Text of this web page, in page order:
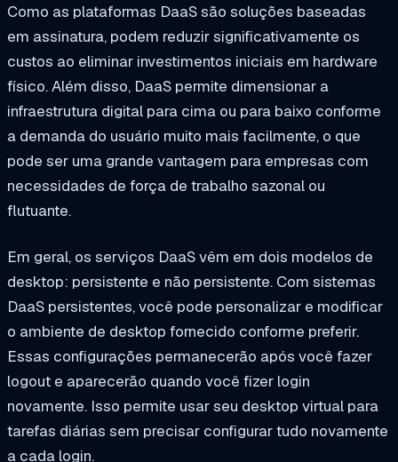
Como as plataformas DaaS são soluções baseadas
em assinatura, podem reduzir significativamente os
custos ao eliminar investimentos iniciais em hardware
físico. Além disso, DaaS permite dimensionar a
infraestrutura digital para cima ou para baixo conforme
a demanda do usuário muito mais facilmente, o que
pode ser uma grande vantagem para empresas com
necessidades de força de trabalho sazonal ou
flutuante.
Em geral, os serviços DaaS vêm em dois modelos de
desktop: persistente e não persistente. Com sistemas
DaaS persistentes, você pode personalizar e modificar
o ambiente de desktop fornecido conforme preferir.
Essas configurações permanecerão após você fazer
logout e aparecerão quando você fizer login
novamente. Isso permite usar seu desktop virtual para
tarefas diárias sem precisar configurar tudo novamente
a cada login.